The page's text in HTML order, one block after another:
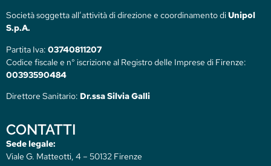
Società soggetta all’attività di direzione e coordinamento diUnipol
S.p.A.
Partita Iva: 03740811207
Codice fiscale e n° iscrizione al Registro delle Imprese di Firenze:
00393590484
Direttore Sanitario: Dr.ssa Silvia Galli
CONTATTI
Sede legale:
Viale G. Matteotti, 4 – 50132 Firenze